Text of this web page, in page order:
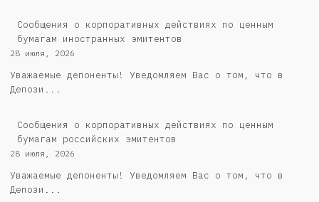
Сообщения о корпоративных действиях по ценным
бумагам иностранных эмитентов
28 июля, 2026
Уважаемые депоненты! Уведомляем Вас о том, что в
Депози...
Cообщения о корпоративных действиях по ценным
бумагам российских эмитентов
28 июля, 2026
Уважаемые депоненты! Уведомляем Вас о том, что в
Депози...